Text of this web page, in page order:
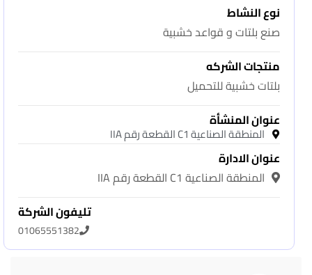
نوع النشاط
صنع بلتات و قواعد خشبية
منتجات الشركه
بلتات خشبية للتحميل
عنوان المنشأة
المنطقة الصناعية C1 القطعة رقم IIA
عنوان الادارة
المنطقة الصناعية C1 القطعة رقم IIA
تليفون الشركة
01065551382